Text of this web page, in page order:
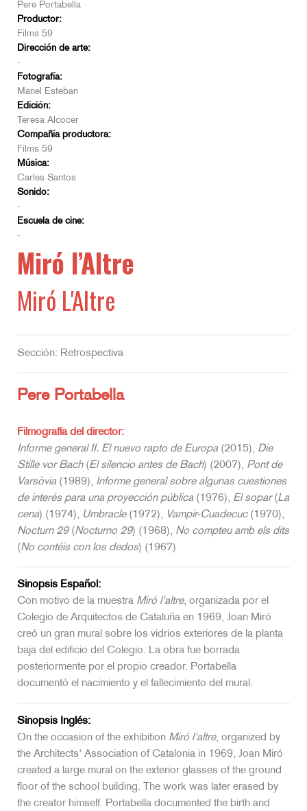
Pere Portabella
Productor:
Films 59
Dirección de arte:
-
Fotografía:
Manel Esteban
Edición:
Teresa Alcocer
Compañía productora:
Films 59
Música:
Carles Santos
Sonido:
-
Escuela de cine:
-
Miró l’Altre
Miró L'Altre
Sección: Retrospectiva
Pere Portabella
Filmografía del director:
Informe general II. El nuevo rapto de Europa (2015), Die
Stille vor Bach(El silencio antes de Bach) (2007), Pont de
Varsòvia (1989), Informe general sobre algunas cuestiones
de interés para una proyección pública (1976), El sopar(La
cena) (1974), Umbracle(1972), Vampir-Cuadecuc(1970),
Nocturn 29(Nocturno 29) (1968), No compteu amb els dits
(No contéis con los dedos) (1967)
Sinopsis Español:
Con motivo de la muestra Miró l'altre, organizada por el
Colegio de Arquitectos de Cataluña en 1969, Joan Miró
creó un gran mural sobre los vidrios exteriores de la planta
baja del edificio del Colegio. La obra fue borrada
posteriormente por el propio creador. Portabella
documentó el nacimiento y el fallecimiento del mural.
Sinopsis Inglés:
On the occasion of the exhibition Miró l'altre, organized by
the Architects' Association of Catalonia in 1969, Joan Miró
created a large mural on the exterior glasses of the ground
floor of the school building. The work was later erased by
the creator himself. Portabella documented the birth and